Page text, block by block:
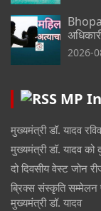
2026-
MP
मुख्यमंत्री डॉ. यादव
मुख्यमंत्री डॉ. यादव
दो दिवसीय वेस्ट जोन
ब्रिक्स संस्कृति सम्मेलन
मुख्यमंत्री डॉ. यादव